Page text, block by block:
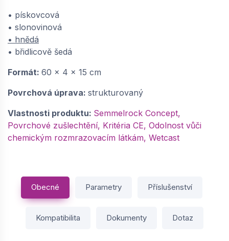
• pískovcová
• slonovinová
• hnědá
• břidlicově šedá
Formát: 60 x 4 x 15 cm
Povrchová úprava: strukturovaný
Vlastnosti produktu: Semmelrock Concept,
Povrchové zušlechtění, Kritéria CE, Odolnost vůči
chemickým rozmrazovacím látkám, Wetcast
Obecné Parametry Příslušenství
Kompatibilita Dokumenty Dotaz